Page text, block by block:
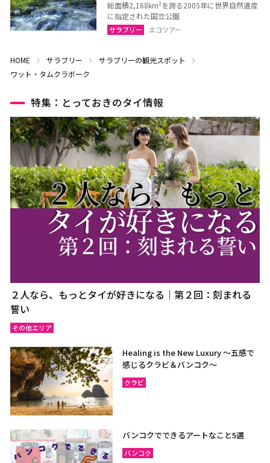
総面積2,168km²を誇る2005年に世界自然遺産
に指定された国立公園
サラブリー エコツアー
HOME サラブリー
サラブリーの観光スポット
ワット・タムクラボーク
特集：とっておきのタイ情報
２人なら、もっとタイが好きになる｜第２回：刻まれる
誓い
その他エリア
Healing is the New Luxury ～五感で
感じるクラビ＆バンコク～
クラビ
バンコクでできるアートなこと5選
バンコク